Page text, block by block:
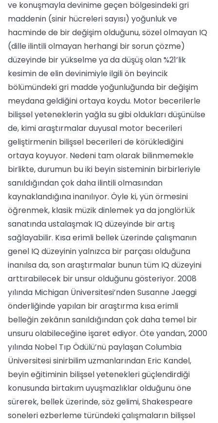
ve konuşmayla devinime geçen bölgesindeki gri
maddenin (sinir hücreleri sayısı) yoğunluk ve
hacminde de bir değişim olduğunu, sözel olmayan IQ
(dille ilintili olmayan herhangi bir sorun çözme)
düzeyinde bir yükselme ya da düşüş olan %21’lik
kesimin de elin devinimiyle ilgili ön beyincik
bölümündeki gri madde yoğunluğunda bir değişim
meydana geldiğini ortaya koydu. Motor becerilerle
bilişsel yeteneklerin yağla su gibi oldukları düşünülse
de, kimi araştırmalar duyusal motor becerileri
geliştirmenin bilişsel becerileri de körüklediğini
ortaya koyuyor. Nedeni tam olarak bilinmemekle
birlikte, durumun bu iki beyin sisteminin birbirleriyle
sanıldığından çok daha ilintili olmasından
kaynaklandığına inanılıyor. Öyle ki, yün örmesini
öğrenmek, klasik müzik dinlemek ya da jonglörlük
sanatında ustalaşmak IQ düzeyinde bir artış
sağlayabilir. Kısa erimli bellek üzerinde çalışmanın
genel IQ düzeyinin yalnızca bir parçası olduğuna
inanılsa da, son araştırmalar bunun tüm IQ düzeyini
arttırabilecek bir unsur olduğunu gösteriyor. 2008
yılında Michigan Üniversitesi’nden Susanne Jaeggi
önderliğinde yapılan bir araştırma kısa erimli
belleğin zekânın sanıldığından çok daha temel bir
unsuru olabileceğine işaret ediyor. Öte yandan, 2000
yılında Nobel Tıp Ödülü’nü paylaşan Columbia
Üniversitesi sinirbilim uzmanlarından Eric Kandel,
beyin eğitiminin bilişsel yetenekleri güçlendirdiği
konusunda birtakım uyuşmazlıklar olduğunu öne
sürerek, bellek üzerinde, söz gelimi, Shakespeare
soneleri ezberleme türündeki çalışmaların bilişsel